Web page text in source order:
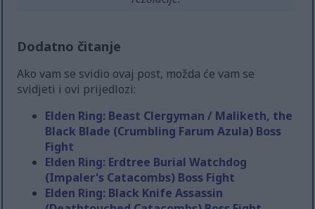
Dodatno čitanje
Ako vam se svidio ovaj post, možda će vam se
svidjeti i ovi prijedlozi:
Elden Ring: Beast Clergyman / Maliketh, the
Black Blade (Crumbling Farum Azula) Boss
Fight
Elden Ring: Erdtree Burial Watchdog
(Impaler's Catacombs) Boss Fight
Elden Ring: Black Knife Assassin